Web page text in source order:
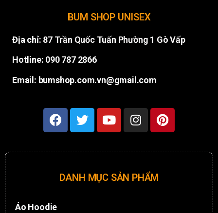
BUM SHOP UNISEX
Địa chỉ: 87 Trần Quốc Tuấn Phường 1 Gò Vấp
Hotline: 090 787 2866
Email: bumshop.com.vn@gmail.com
DANH MỤC SẢN PHẨM
Áo Hoodie